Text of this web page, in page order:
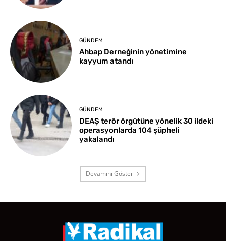
GÜNDEM
Ahbap Derneğinin yönetimine
kayyum atandı
GÜNDEM
DEAŞ terör örgütüne yönelik 30 ildeki
operasyonlarda 104 şüpheli
yakalandı
Devamını Göster